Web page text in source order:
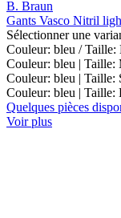
B. Braun
Gants Vasco Nitril
Sélectionner une
Couleur: bleu / Taille:
Couleur: bleu | Taille:
Couleur: bleu | Taille:
Couleur: bleu | Taille:
Quelques pièces
Voir plus